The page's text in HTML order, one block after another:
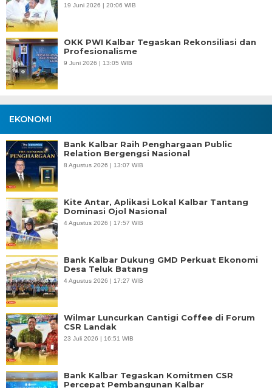
19 Juni 2026 | 20:06 WIB
OKK PWI Kalbar Tegaskan Rekonsiliasi dan
Profesionalisme
9 Juni 2026 | 13:05 WIB
EKONOMI
Bank Kalbar Raih Penghargaan Public
Relation Bergengsi Nasional
8 Agustus 2026 | 13:07 WIB
Kite Antar, Aplikasi Lokal Kalbar Tantang
Dominasi Ojol Nasional
4 Agustus 2026 | 17:57 WIB
Bank Kalbar Dukung GMD Perkuat Ekonomi
Desa Teluk Batang
4 Agustus 2026 | 17:27 WIB
Wilmar Luncurkan Cantigi Coffee di Forum
CSR Landak
23 Juli 2026 | 16:51 WIB
Bank Kalbar Tegaskan Komitmen CSR
Percepat Pembangunan Kalbar